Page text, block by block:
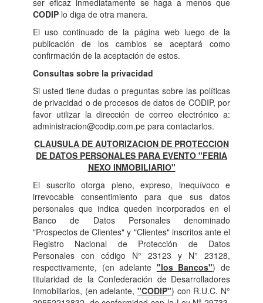
ser eficaz inmediatamente se haga a menos que
CODIP lo diga de otra manera.
El uso continuado de la página web luego de la
publicación de los cambios se aceptará como
confirmación de la aceptación de estos.
Consultas sobre la privacidad
Si usted tiene dudas o preguntas sobre las políticas
de privacidad o de procesos de datos de CODIP, por
favor utilizar la dirección de correo electrónico a:
administracion@codip.com.pe para contactarlos.
CLAUSULA DE AUTORIZACION DE PROTECCION
DE DATOS PERSONALES PARA EVENTO "FERIA
NEXO INMOBILIARIO"
El suscrito otorga pleno, expreso, inequívoco e
irrevocable consentimiento para que sus datos
personales que indica queden incorporados en el
Banco de Datos Personales denominado
"Prospectos de Clientes" y "Clientes" inscritos ante el
Registro Nacional de Protección de Datos
Personales con código N° 23123 y N° 23128,
respectivamente, (en adelante "los Bancos") de
titularidad de la Confederación de Desarrolladores
Inmobiliarios, (en adelante, "CODIP") con R.U.C. N°